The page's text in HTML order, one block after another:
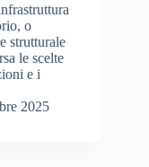
o
strutturale
le scelte
e i
2025